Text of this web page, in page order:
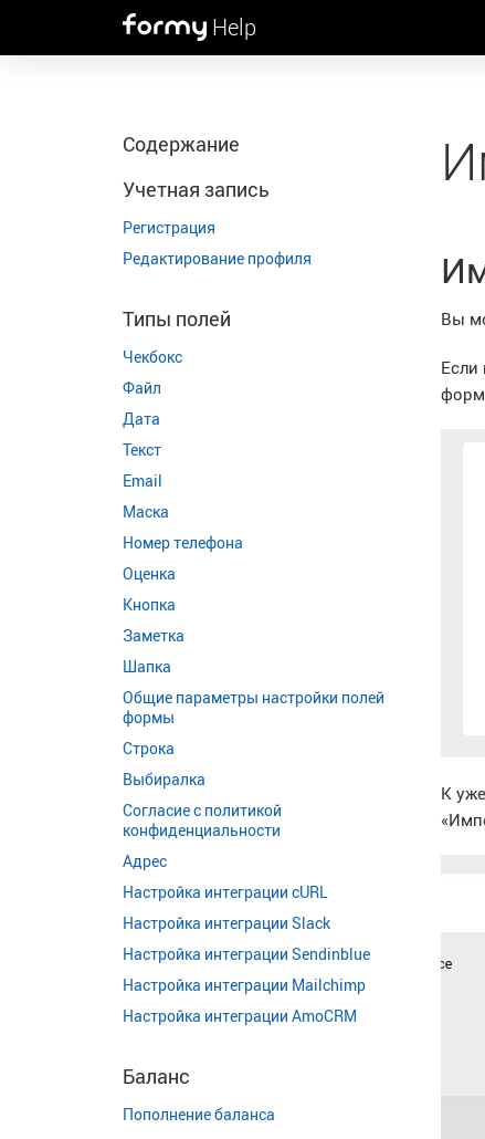
Help
Содержание
Учетная запись
Регистрация
Редактирование профиля
Типы полей
Чекбокс
Файл
Дата
Текст
Email
Маска
Номер телефона
Оценка
Кнопка
Заметка
Шапка
Общие параметры настройки полей
формы
Строка
Выбиралка
Согласие с политикой
конфиденциальности
Адрес
Настройка интеграции cURL
Настройка интеграции Slack
Настройка интеграции Sendinblue
Настройка интеграции Mailchimp
Настройка интеграции AmoCRM
Баланс
Пополнение баланса
Вы
Если
К